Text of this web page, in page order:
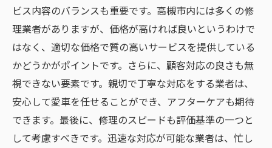
ビス内容のバランスも重要です。高槻市内には多くの修
理業者がありますが、価格が高ければ良いというわけで
はなく、適切な価格で質の高いサービスを提供している
かどうかがポイントです。さらに、顧客対応の良さも無
視できない要素です。親切で丁寧な対応をする業者は、
安心して愛車を任せることができ、アフターケアも期待
できます。最後に、修理のスピードも評価基準の一つと
して考慮すべきです。迅速な対応が可能な業者は、忙し